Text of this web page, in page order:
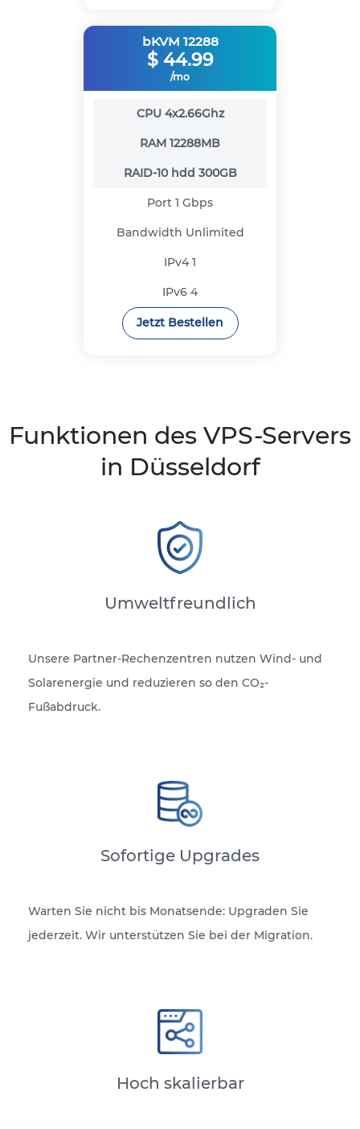
bKVM 12288
$ 44.99
/mo
CPU 4x2.66Ghz
RAM 12288MB
RAID-10 hdd 300GB
Port 1 Gbps
Bandwidth Unlimited
IPv41
IPv6 4
Jetzt Bestellen
Funktionen des VPS-Servers
in Düsseldorf
Umweltfreundlich
Unsere Partner-Rechenzentren nutzen Wind- und
Solarenergie und reduzieren so den CO₂-
Fußabdruck.
Sofortige Upgrades
Warten Sie nicht bis Monatsende: Upgraden Sie
jederzeit. Wir unterstützen Sie bei der Migration.
Hoch skalierbar